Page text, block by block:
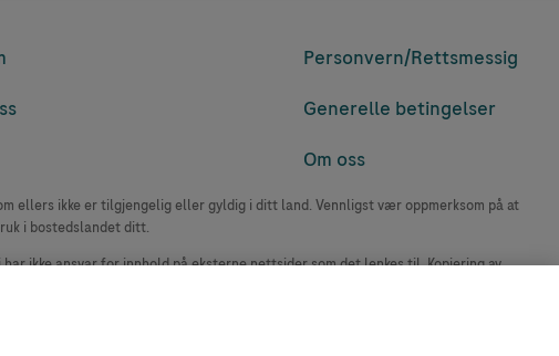
Personvern/Rettsmessig
Generelle betingelser
Om oss
ellers ikke er tilgjengelig eller gyldig i ditt land. Vennligst vær oppmerksom på at
i bostedslandet ditt.
ikke ansvar for innhold på eksterne nettsider som det lenkes til. Kopiering av